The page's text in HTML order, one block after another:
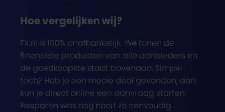
Hoe vergelijken wij?
FX.nl is 100% onafhankelijk. We tonen de
financiële producten van alle aanbieders en
de goedkoopste staat bovenaan. Simpel
toch? Heb je een mooie deal gevonden, dan
kun je direct online een aanvraag starten.
Besparen was nog nooit zo eenvoudig.